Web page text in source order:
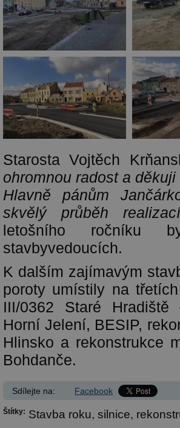
Starosta Vojtěch
ohromnou radost a
Hlavně pánům
skvělý průběh
letošního ročníku
stavbyvedoucích.
K dalším zajímavým
poroty umístily na
III/0362 Staré
Horní Jelení, BESIP,
Hlinsko a rekonstrukce
Bohdanče.
Sdílejte na: Facebook
Štítky: Stavba roku, silnice,